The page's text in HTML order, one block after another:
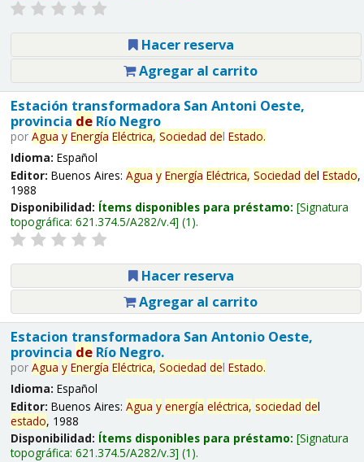
Hacer reserva
Agregar al carrito
Estación transformadora San Antoni Oeste,
provincia deRío Negro
por Agua y Energía Eléctrica, Sociedad del Estado.
Idioma: Español
Editor: Buenos Aires: Agua y Energía Eléctrica, Sociedad del Estado,
1988
Disponibilidad: Ítems disponibles para préstamo: Signatura
topográfica: 621.374.5/A282/v.4 (1).
Hacer reserva
Agregar al carrito
Estacion transformadora San Antonio Oeste,
provincia deRío Negro.
por Agua y Energía Eléctrica, Sociedad del Estado.
Idioma: Español
Editor: Buenos Aires: Agua y energía eléctrica, sociedad del
estado, 1988
Disponibilidad: Ítems disponibles para préstamo: Signatura
topográfica: 621.374.5/A282/v.3 (1).